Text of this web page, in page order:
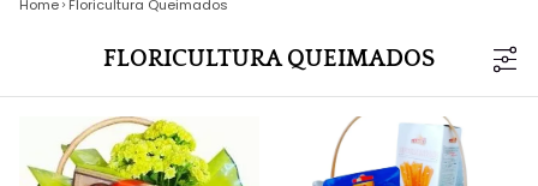
Home Floricultura Queimados
FLORICULTURA QUEIMADOS